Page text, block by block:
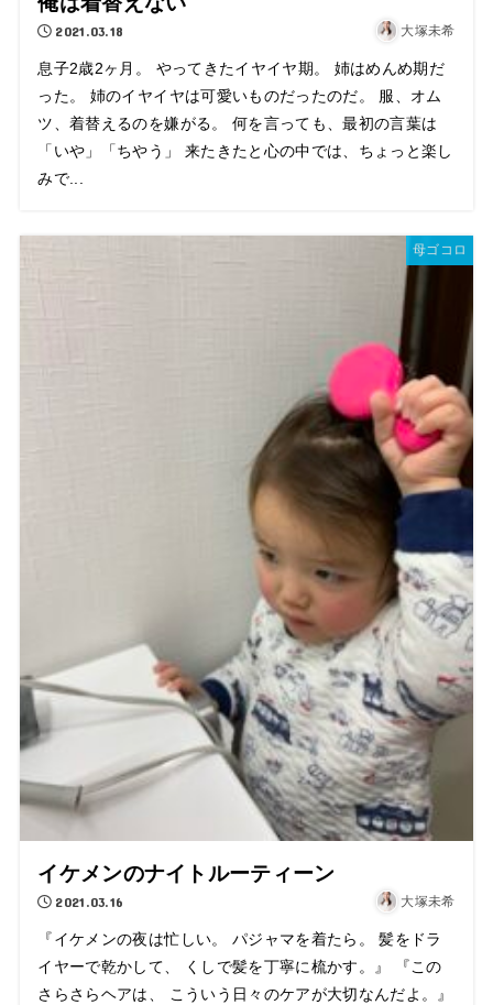
2021.03.18 大塚未希
息子2歳2ヶ月。 やってきたイヤイヤ期。 姉はめんめ期だ
った。 姉のイヤイヤは可愛いものだったのだ。 服、オム
ツ、着替えるのを嫌がる。 何を言っても、最初の言葉は
「いや」「ちやう」 来たきたと心の中では、ちょっと楽し
みで...
母ゴコロ
イケメンのナイトルーティーン
2021.03.16 大塚未希
『イケメンの夜は忙しい。 パジャマを着たら。 髪をドラ
イヤーで乾かして、 くしで髪を丁寧に梳かす。』 『この
さらさらヘアは、 こういう日々のケアが大切なんだよ。』